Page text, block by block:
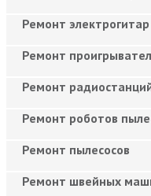
Ремонт электрогитар
Ремонт
Ремонт
Ремонт роботов
Ремонт пылесосов
Ремонт швейных